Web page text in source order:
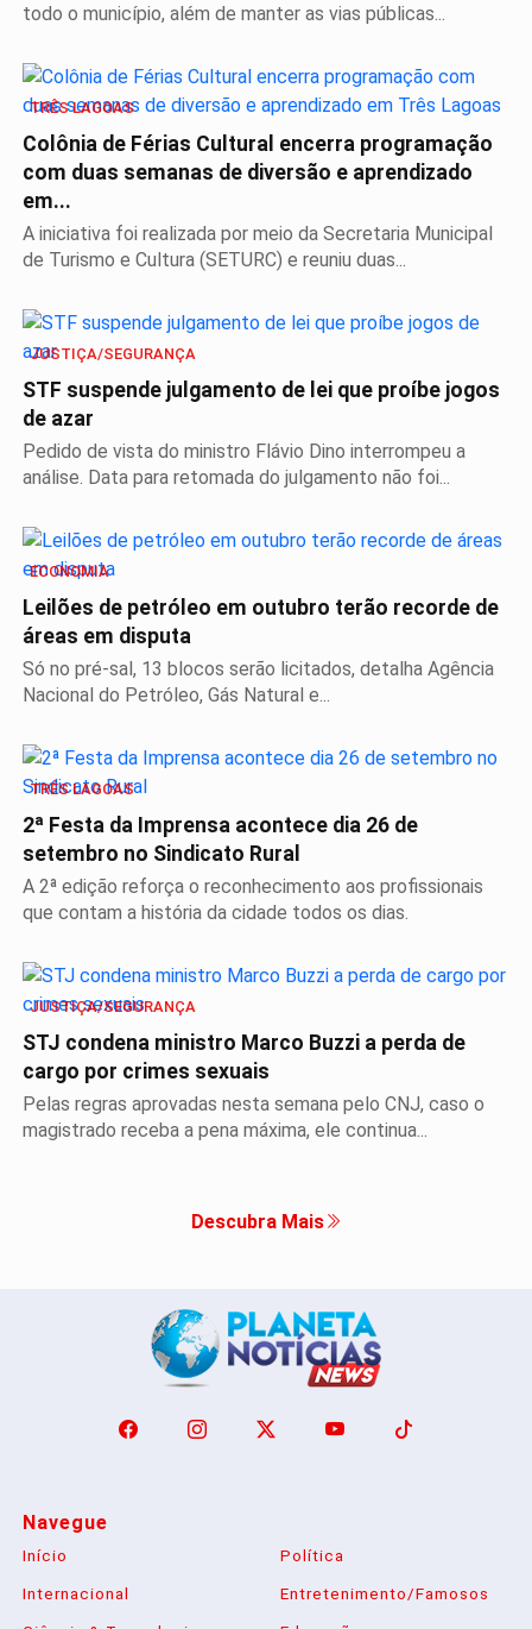
todo o município, além de manter as vias públicas...
TRÊS LAGOAS
Colônia de Férias Cultural encerra programação
com duas semanas de diversão e aprendizado
em...
A iniciativa foi realizada por meio da Secretaria Municipal
de Turismo e Cultura (SETURC) e reuniu duas...
JUSTIÇA/SEGURANÇA
STF suspende julgamento de lei que proíbe jogos
de azar
Pedido de vista do ministro Flávio Dino interrompeu a
análise. Data para retomada do julgamento não foi...
ECONOMIA
Leilões de petróleo em outubro terão recorde de
áreas em disputa
Só no pré-sal, 13 blocos serão licitados, detalha Agência
Nacional do Petróleo, Gás Natural e...
TRÊS LAGOAS
2ª Festa da Imprensa acontece dia 26 de
setembro no Sindicato Rural
A 2ª edição reforça o reconhecimento aos profissionais
que contam a história da cidade todos os dias.
JUSTIÇA/SEGURANÇA
STJ condena ministro Marco Buzzi a perda de
cargo por crimes sexuais
Pelas regras aprovadas nesta semana pelo CNJ, caso o
magistrado receba a pena máxima, ele continua...
Descubra Mais
Navegue
Início
Política
Internacional
Entretenimento/Famosos